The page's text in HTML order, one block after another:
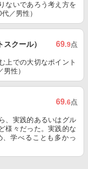
ないであろう考え方を
／男性）
クール） 69.9点
上での大切なポイント
性）
69.6点
、実践的あるいはグル
様々だった。実践的な
学べることも多かっ